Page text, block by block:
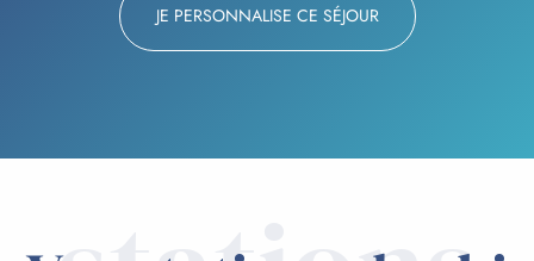
JE PERSONNALISE CE SÉJOUR